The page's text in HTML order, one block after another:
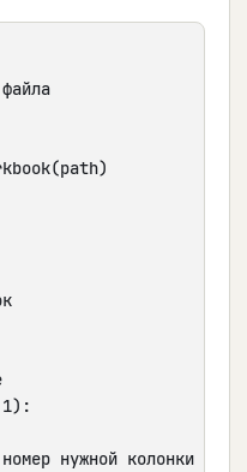
нужной колонки